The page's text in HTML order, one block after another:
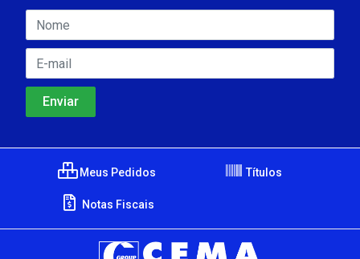
Meus Pedidos Títulos
Notas Fiscais